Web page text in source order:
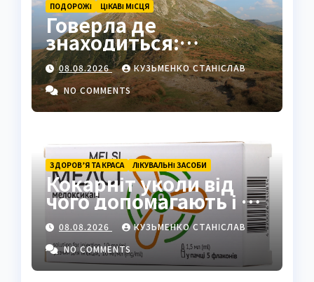
ПОДОРОЖІ ЦІКАВІ МІСЦЯ
Говерла де
знаходиться:
найвища вершина
України в серці
Карпат
08.08.2026
КУЗЬМЕНКО СТАНІСЛАВ
NO COMMENTS
ЗДОРОВ’Я ТА КРАСА ЛІКУВАЛЬНІ ЗАСОБИ
Кокарніт уколи від
чого допомагають і як
працюють
08.08.2026
КУЗЬМЕНКО СТАНІСЛАВ
NO COMMENTS